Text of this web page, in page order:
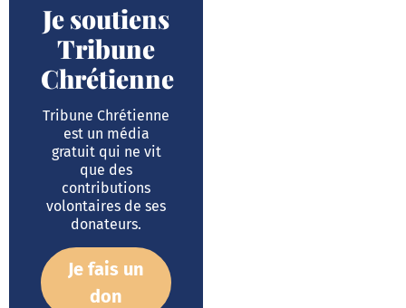
Je soutiens
Tribune
Chrétienne
Tribune Chrétienne
est un média
gratuit qui ne vit
que des
contributions
volontaires de ses
donateurs.
Je fais un
don